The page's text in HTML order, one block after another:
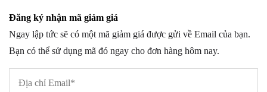
Đăng ký nhận mã giảm giá
Ngay lập tức sẽ có một mã giảm giá được gửi về Email của bạn.
Bạn có thể sử dụng mã đó ngay cho đơn hàng hôm nay.